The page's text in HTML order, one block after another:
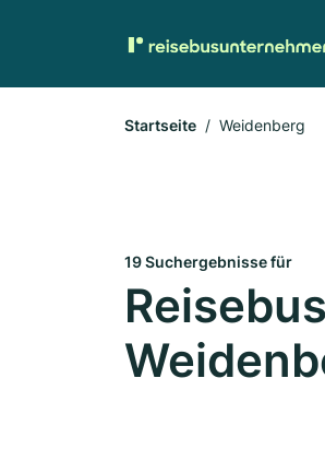
Startseite Weidenberg
19 Suchergebnisse für